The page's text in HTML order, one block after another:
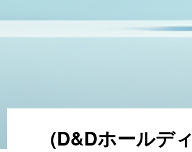
(D&Dホールディ